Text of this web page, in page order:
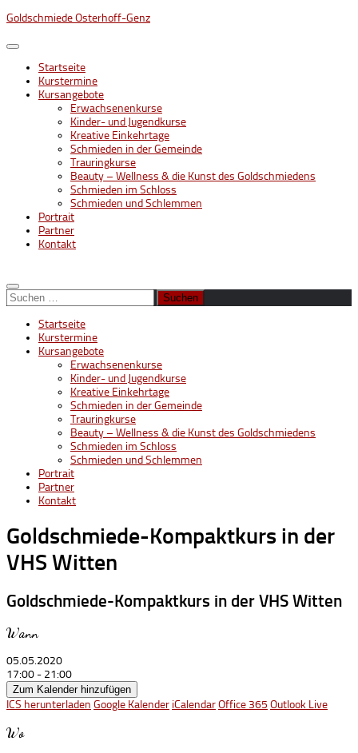
Unter
Inhalt
Goldschmiede Osterhoff-Genz
Startseite
Kurstermine
Kursangebote
Erwachsenenkurse
Kinder- und Jugendkurse
Kreative Einkehrtage
Schmieden in der Gemeinde
Trauringkurse
Beauty – Wellness & die Kunst des Goldschmiedens
Schmieden im Schloss
Schmieden und Schlemmen
Portrait
Partner
Kontakt
Suchen
nach:
Startseite
Kurstermine
Kursangebote
Erwachsenenkurse
Kinder- und Jugendkurse
Kreative Einkehrtage
Schmieden in der Gemeinde
Trauringkurse
Beauty – Wellness & die Kunst des Goldschmiedens
Schmieden im Schloss
Schmieden und Schlemmen
Portrait
Partner
Kontakt
Goldschmiede-Kompaktkurs in der
VHS Witten
Goldschmiede-Kompaktkurs in der VHS Witten
Wann
05.05.2020
17:00 - 21:00
Zum Kalender hinzufügen
ICS herunterladen Google Kalender iCalendarOffice 365 Outlook Live
Wo